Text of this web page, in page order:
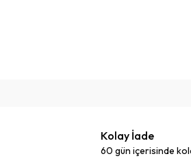
Kolay İade
60 gün içerisinde